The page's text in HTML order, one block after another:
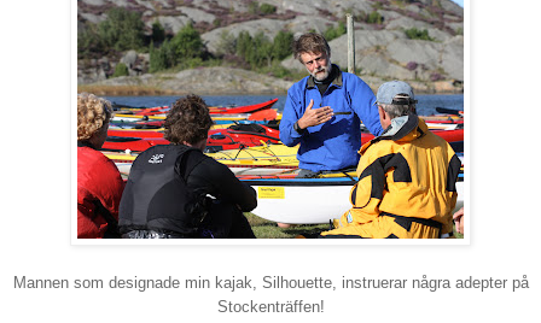
Mannen som designade min kajak, Silhouette, instruerar några adepter på
Stockenträffen!